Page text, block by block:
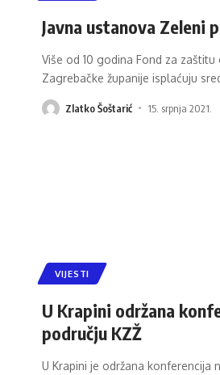
Javna ustanova Zeleni
Više od 10 godina Fond za
Zagrebačke županije isplaćuju
Zlatko Šoštarić 15. srpnja 2021.
VIJESTI
U Krapini održana
području KZŽ
U Krapini je održana konferencija